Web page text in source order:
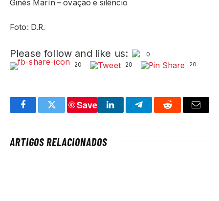
Ginés Marín – ovação e silêncio
Foto: D.R.
Please follow and like us:
0
20
20 20
FacebookTwitter
Save
LinkedInTelegramReddit Email
ARTIGOS RELACIONADOS